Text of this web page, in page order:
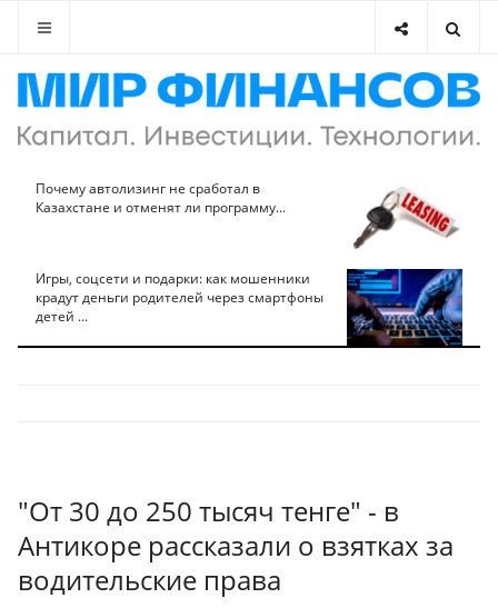
Почему автолизинг не сработал в
Казахстане и отменят ли программу...
Игры, соцсети и подарки: как мошенники
крадут деньги родителей через смартфоны
детей ...
"От 30 до 250 тысяч тенге" - в
Антикоре рассказали о взятках за
водительские права